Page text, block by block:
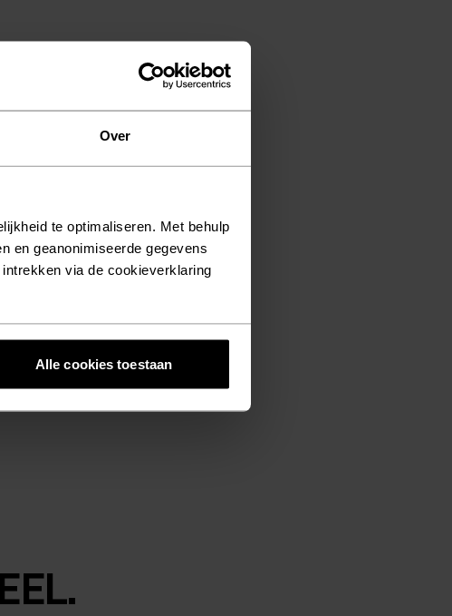
Over
te optimaliseren. Met behulp
en geanonimiseerde gegevens
intrekken via de cookieverklaring
Alle cookies toestaan